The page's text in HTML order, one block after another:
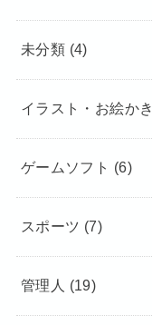
未分類 (4)
イラスト・お絵かき
ゲームソフト (6)
スポーツ (7)
管理人 (19)